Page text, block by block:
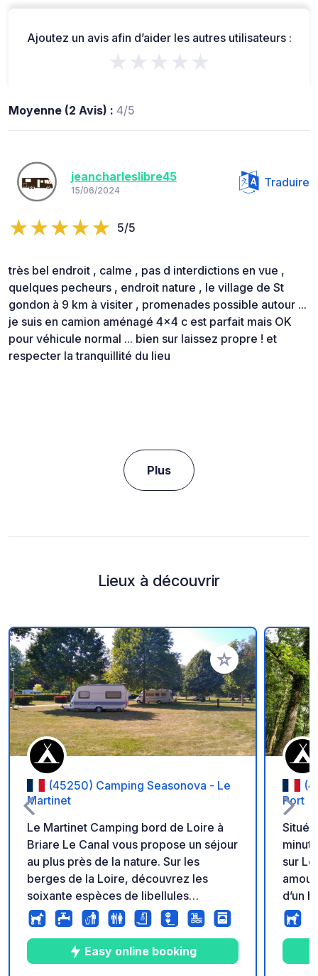
Ajoutez un avis afin d’aider les autres utilisateurs :
★★★★★
Moyenne (2 Avis) : 4/5
jeancharleslibre45
15/06/2024
Traduire
5/5
très bel endroit , calme , pas d interdictions en vue ,
quelques pecheurs , endroit nature , le village de St
gondon à 9 km à visiter , promenades possible autour ...
je suis en camion aménagé 4x4 c est parfait mais OK
pour véhicule normal ... bien sur laissez propre ! et
respecter la tranquillité du lieu
Plus
Lieux à découvrir
Ajouter à vos
(45250) Camping Seasonova - Le
Martinet
Le Martinet Camping bord de Loire à
Briare Le Canal vous propose un séjour
au plus près de la nature. Sur les
berges de la Loire, découvrez les
soixante espèces de libellules
présentes dans le Loiret, partez sur les
traces du discret castor, retrouvez vos
yeux d'enfants en observant les
sublimes paons-de-jour, les guêpiers
Easy online booking
Port
Situé
sur
d’un
est
toute